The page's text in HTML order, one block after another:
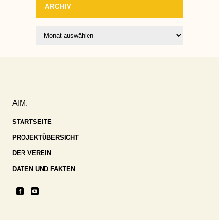
ARCHIV
Archiv
AIM.
STARTSEITE
PROJEKTÜBERSICHT
DER VEREIN
DATEN UND FAKTEN